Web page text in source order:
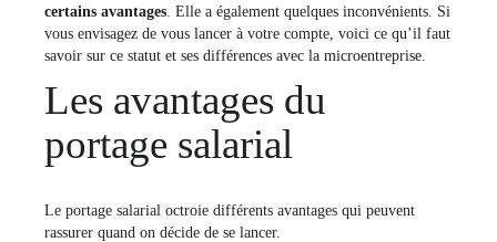
certains avantages . Elle a également quelques inconvénients. Si
vous envisagez de vous lancer à votre compte, voici ce qu’il faut
savoir sur ce statut et ses différences avec la microentreprise.
Les avantages du
portage salarial
Le portage salarial octroie différents avantages qui peuvent
rassurer quand on décide de se lancer.